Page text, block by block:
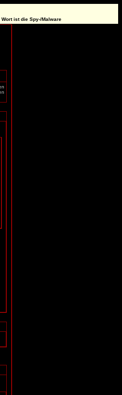
Wort ist die Spy-/Malware